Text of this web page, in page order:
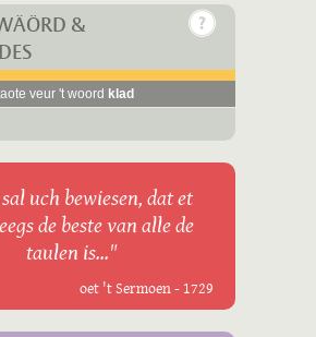
&
veur 't woord klad
uch bewiesen, dat et
de beste van alle de
taulen is..."
oet 't Sermoen - 1729